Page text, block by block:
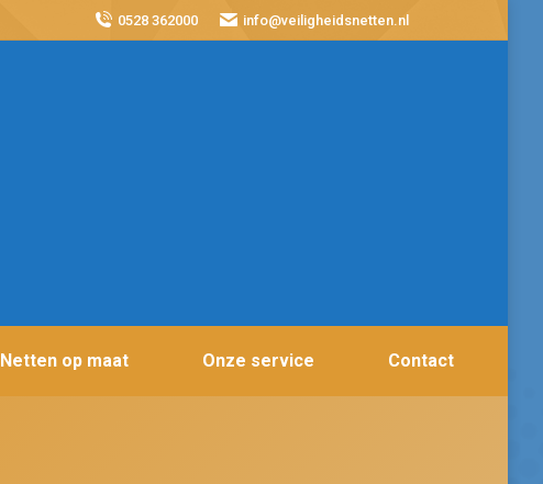
0528 362000 info@veiligheidsnetten.nl
Netten op maat Onze service Contact